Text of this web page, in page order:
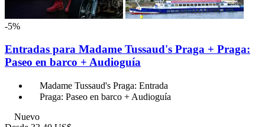
-5%
Entradas para Madame Tussaud's Praga + Praga:
Paseo en barco + Audioguía
Madame Tussaud's Praga: Entrada
Praga: Paseo en barco + Audioguía
Nuevo